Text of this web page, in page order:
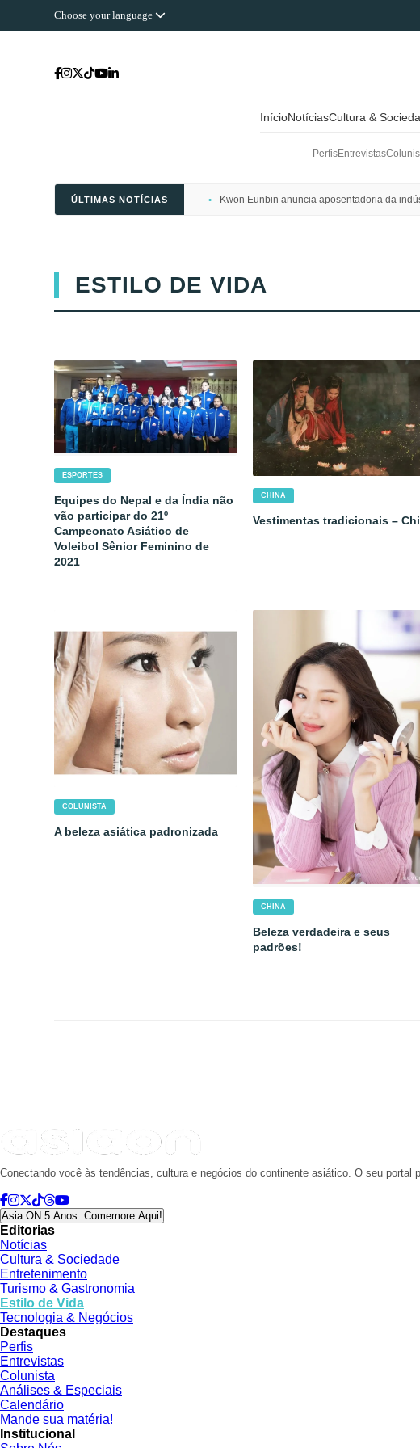
Choose your language
InícioNotíciasCultura &
PerfisEntrevistas
ÚLTIMAS NOTÍCIAS Kwon Eunbin anuncia aposentadoria da
ESTILO DE VIDA
ESPORTES
Equipes do Nepal e da Índia não
vão participar do 21º
Campeonato Asiático de
Voleibol Sênior Feminino de
2021
CHINA
Vestimentas tradicionais –
COLUNISTA
A beleza asiática padronizada
CHINA
Beleza verdadeira e seus
padrões!
Conectando você às tendências, cultura e negócios do continente asiático. O seu portal
Asia ON 5 Anos: Comemore Aqui!
Editorias
Notícias
Cultura & Sociedade
Entretenimento
Turismo & Gastronomia
Estilo de Vida
Tecnologia & Negócios
Destaques
Perfis
Entrevistas
Colunista
Análises & Especiais
Calendário
Mande sua matéria!
Institucional